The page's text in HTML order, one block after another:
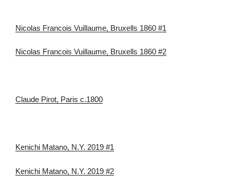
Nicolas Francois Vuillaume, Bruxells 1860 #1
Nicolas Francois Vuillaume, Bruxells 1860 #2
Claude Pirot, Paris c.1800
Kenichi Matano, N.Y. 2019 #1
Kenichi Matano, N.Y. 2019 #2